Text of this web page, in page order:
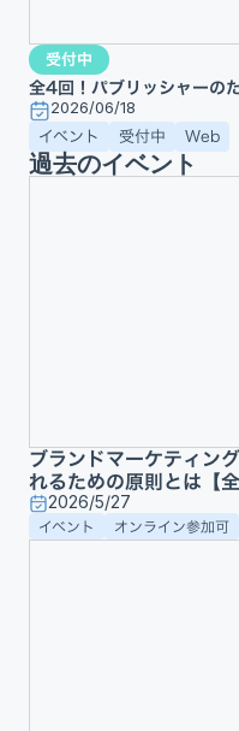
受付中
全4回！パブリッシャーの
2026/06/18
イベント 受付中 Web
過去のイベント
ブランドマーケティン
れるための原則とは【
2026/5/27
イベント オンライン参加可